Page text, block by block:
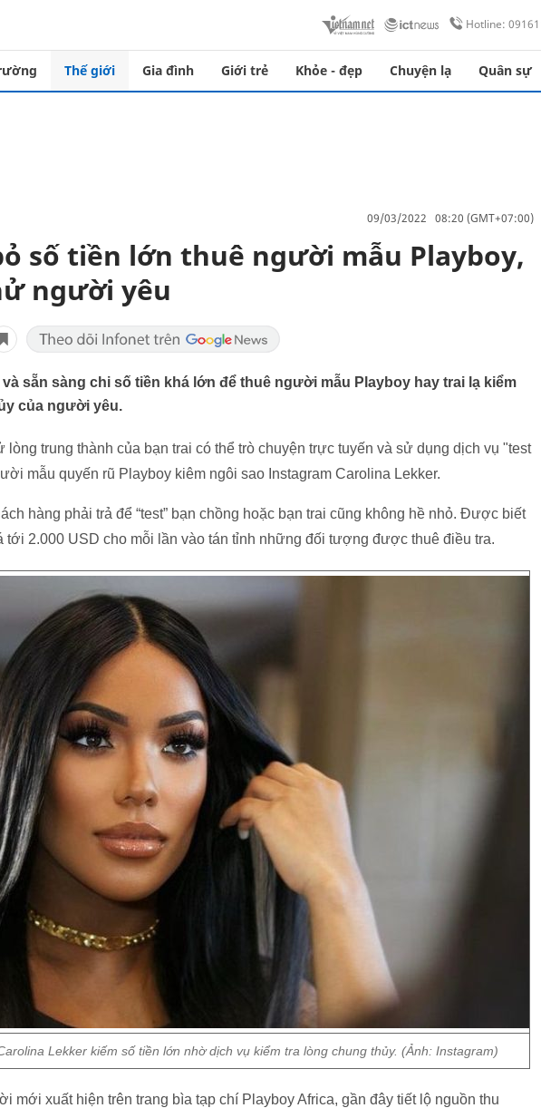
Hotline:
Thế giới Gia đình Giới trẻ Khỏe - đẹp Chuyện lạ Quân sự
09/03/2022 08:20 (GMT+07:00)
số tiền lớn thuê người mẫu Playboy,
người yêu
sẵn sàng chi số tiền khá lớn để thuê người mẫu Playboy hay trai lạ kiểm
của người yêu.
lòng trung thành của bạn trai có thể trò chuyện trực tuyến và sử dụng dịch vụ "test
mẫu quyến rũ Playboy kiêm ngôi sao Instagram Carolina Lekker.
hàng phải trả để “test” bạn chồng hoặc bạn trai cũng không hề nhỏ. Được biết
tới 2.000 USD cho mỗi lần vào tán tỉnh những đối tượng được thuê điều tra.
Lekker kiếm số tiền lớn nhờ dịch vụ kiểm tra lòng chung thủy. (Ảnh: Instagram)
mới xuất hiện trên trang bìa tạp chí Playboy Africa, gần đây tiết lộ nguồn thu